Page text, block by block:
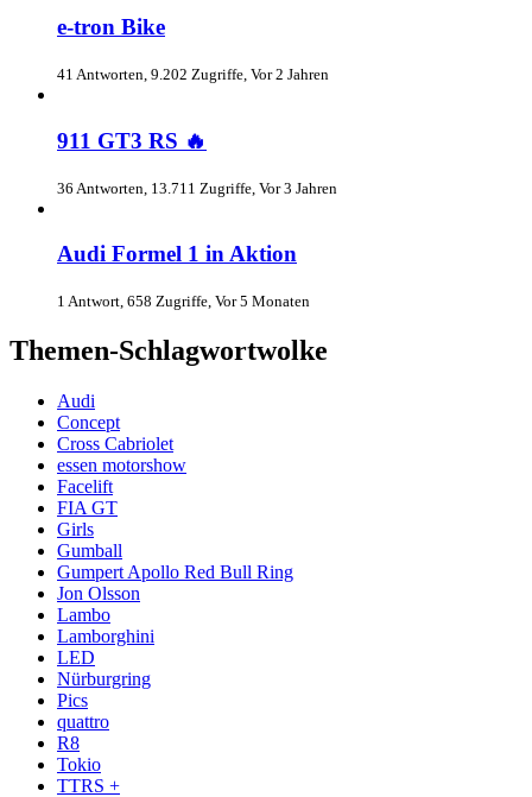
e-tron Bike
41 Antworten, 9.202 Zugriffe, Vor 2 Jahren
911 GT3 RS 🔥
36 Antworten, 13.711 Zugriffe, Vor 3 Jahren
Audi Formel 1 in Aktion
1 Antwort, 658 Zugriffe, Vor 5 Monaten
Themen-Schlagwortwolke
Audi
Concept
Cross Cabriolet
essen motorshow
Facelift
FIA GT
Girls
Gumball
Gumpert Apollo Red Bull Ring
Jon Olsson
Lambo
Lamborghini
LED
Nürburgring
Pics
quattro
R8
Tokio
TTRS +